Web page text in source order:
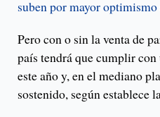
suben por mayor optimismo
Pero con o sin la venta de
país tendrá que cumplir
este año y, en el mediano
sostenido, según establece